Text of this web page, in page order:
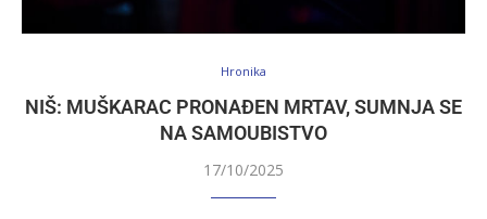
Hronika
NIŠ: MUŠKARAC PRONAĐEN MRTAV, SUMNJA SE
NA SAMOUBISTVO
17/10/2025